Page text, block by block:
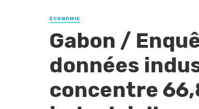
ÉCONOMIE
Gabon /
données
concentre